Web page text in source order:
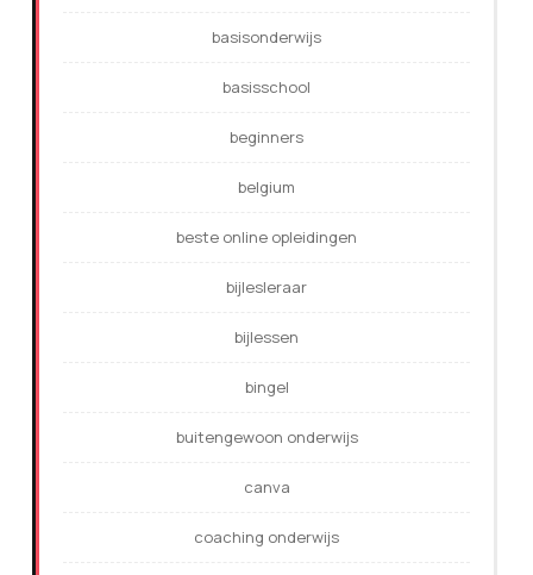
basisonderwijs
basisschool
beginners
belgium
beste online opleidingen
bijlesleraar
bijlessen
bingel
buitengewoon onderwijs
canva
coaching onderwijs